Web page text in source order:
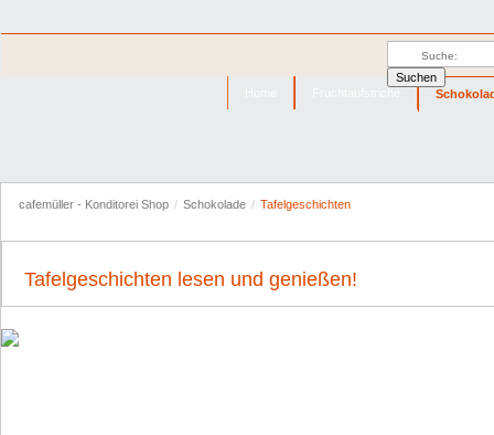
cafemüller - Konditorei Shop / Schokolade / Tafelgeschichten
Tafelgeschichten lesen und genießen!